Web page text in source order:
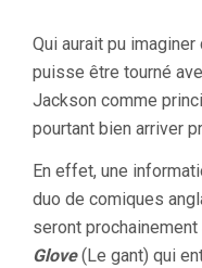
Qui aurait pu imaginer
puisse être tourné
Jackson comme
pourtant bien arriver
En effet, une
duo de comiques
seront prochainement
Glove(Le gant) qui